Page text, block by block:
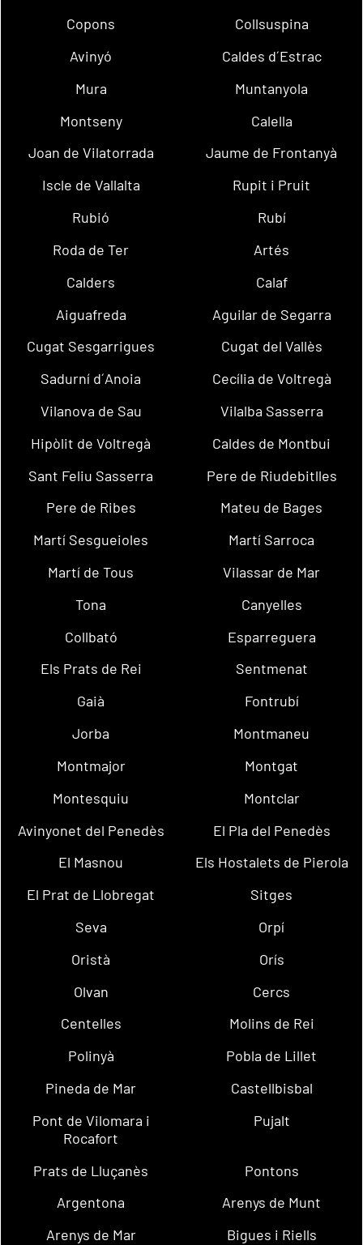
Copons
Collsuspina
Avinyó
Caldes d´Estrac
Mura
Muntanyola
Montseny
Calella
Joan de Vilatorrada
Jaume de Frontanyà
Iscle de Vallalta
Rupit i Pruit
Rubió
Rubí
Roda de Ter
Artés
Calders
Calaf
Aiguafreda
Aguilar de Segarra
Cugat Sesgarrigues
Cugat del Vallès
Sadurní d´Anoia
Cecília de Voltregà
Vilanova de Sau
Vilalba Sasserra
Hipòlit de Voltregà
Caldes de Montbui
Sant Feliu Sasserra
Pere de Riudebitlles
Pere de Ribes
Mateu de Bages
Martí Sesgueioles
Martí Sarroca
Martí de Tous
Vilassar de Mar
Tona
Canyelles
Collbató
Esparreguera
Els Prats de Rei
Sentmenat
Gaià
Fontrubí
Jorba
Montmaneu
Montmajor
Montgat
Montesquiu
Montclar
Avinyonet del Penedès
El Pla del Penedès
El Masnou
Els Hostalets de Pierola
El Prat de Llobregat
Sitges
Seva
Orpí
Oristà
Orís
Olvan
Cercs
Centelles
Molins de Rei
Polinyà
Pobla de Lillet
Pineda de Mar
Castellbisbal
Pont de Vilomara i
Rocafort
Pujalt
Prats de Lluçanès
Pontons
Argentona
Arenys de Munt
Arenys de Mar
Bigues i Riells